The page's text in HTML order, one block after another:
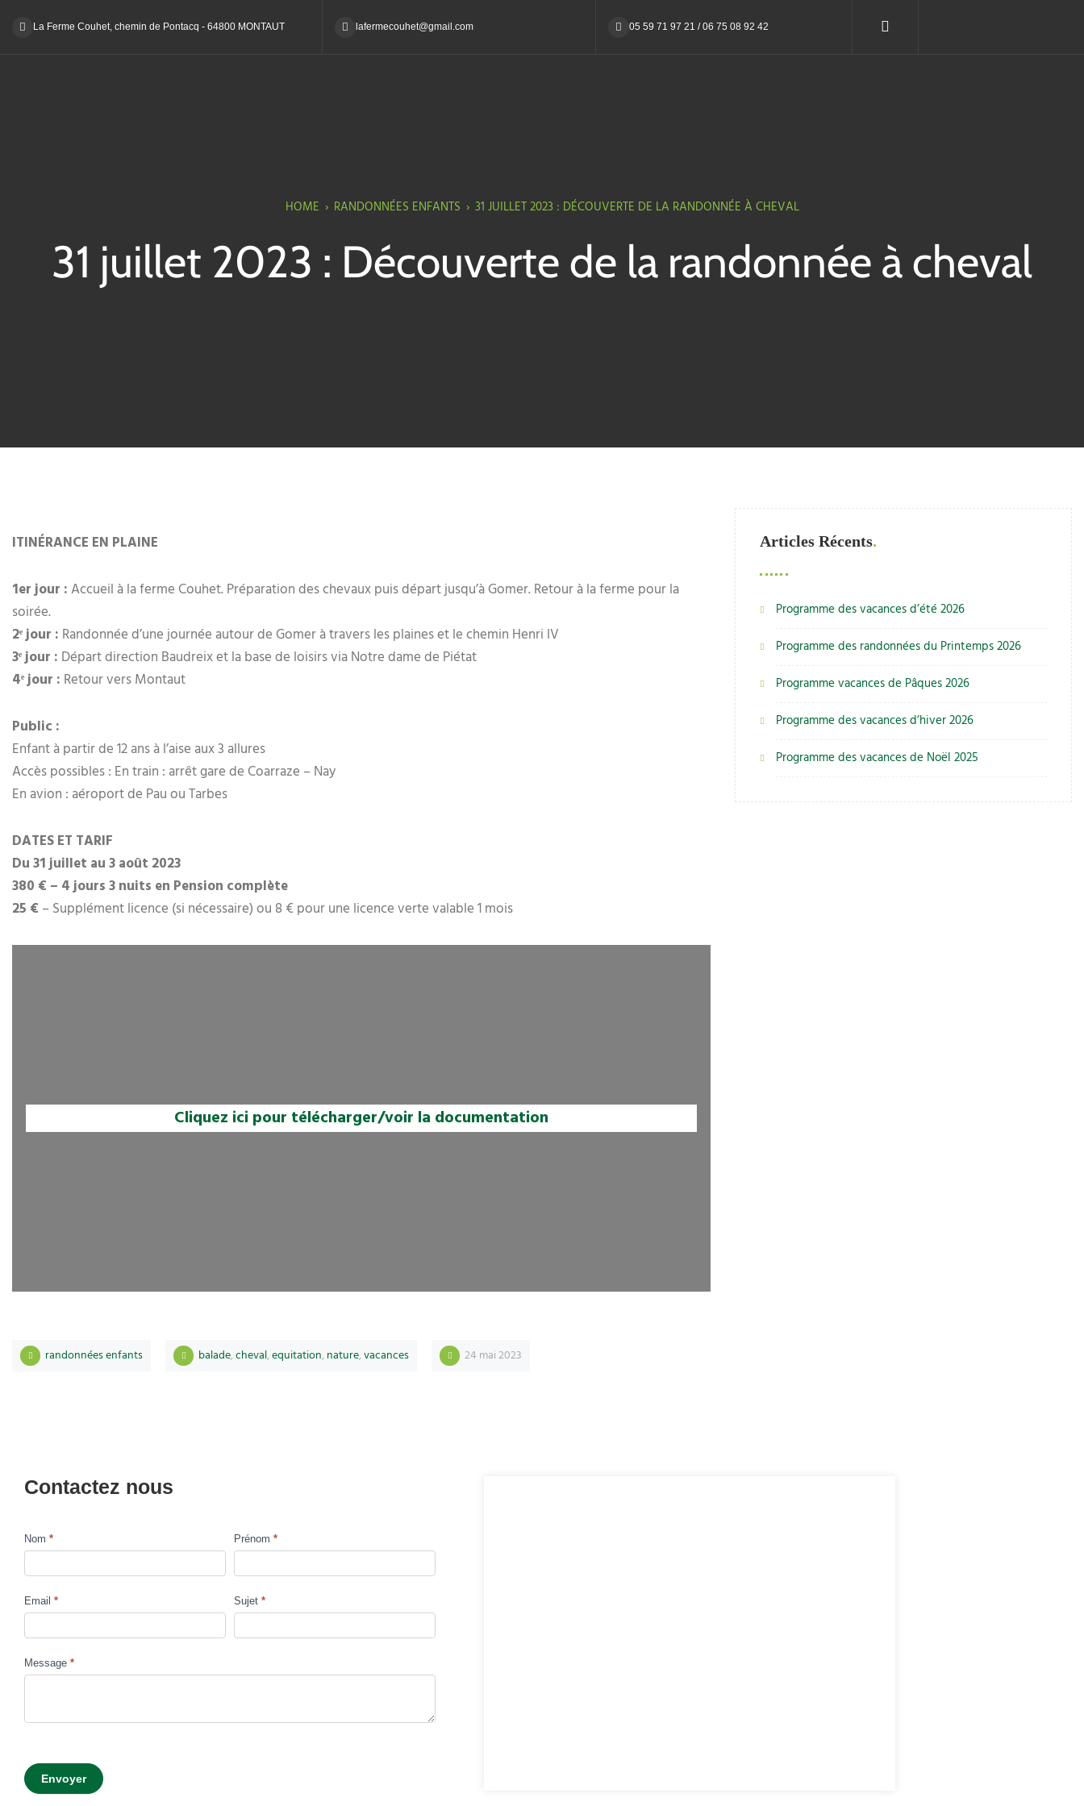
La Ferme Couhet, chemin de Pontacq - 64800 MONTAUT lafermecouhet@gmail.com 05 59 71 97 21 / 06 75 08 92 42
HOME › RANDONNÉES ENFANTS › 31 JUILLET 2023 : DÉCOUVERTE DE LA RANDONNÉE À CHEVAL
31 juillet 2023 : Découverte de la randonnée à cheval
ITINÉRANCE EN PLAINE
1er jour :Accueil à la ferme Couhet. Préparation des chevaux puis départ jusqu’à Gomer. Retour à la ferme pour la
soirée.
2ᵉ jour : Randonnée d’une journée autour de Gomer à travers les plaines et le chemin Henri IV
3ᵉ jour : Départ direction Baudreix et la base de loisirs via Notre dame de Piétat
4ᵉ jour : Retour vers Montaut
Public :
Enfant à partir de 12 ans à l’aise aux 3 allures
Accès possibles : En train : arrêt gare de Coarraze – Nay
En avion : aéroport de Pau ou Tarbes
DATES ET TARIF
Du 31 juillet au 3 août 2023
380 € – 4 jours 3 nuits en Pension complète
25 € – Supplément licence (si nécessaire) ou 8 € pour une licence verte valable 1 mois
Cliquez ici pour télécharger/voir la documentation
randonnées enfants balade,cheval,equitation,nature,vacances 24 mai 2023
Articles Récents
Programme des vacances d’été 2026
Programme des randonnées du Printemps 2026
Programme vacances de Pâques 2026
Programme des vacances d’hiver 2026
Programme des vacances de Noël 2025
Contactez nous
Contact
Us
Nom * Prénom*
Email * Sujet*
Message *
Envoyer